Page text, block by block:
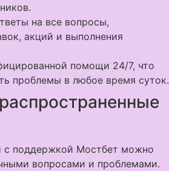
на все вопросы,
акций и выполнения
помощи 24/7, что
проблемы в любое время суток.
с поддержкой Мостбет можно
вопросами и проблемами.